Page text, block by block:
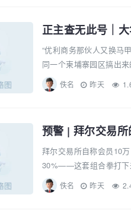
“优利商务那伙人又换马
同一个柬埔寨园区搞出
佚名 昨天
预警 | 拜尔交易
拜尔交易所自称会员10
30%——这套组合拳打下
佚名 昨天